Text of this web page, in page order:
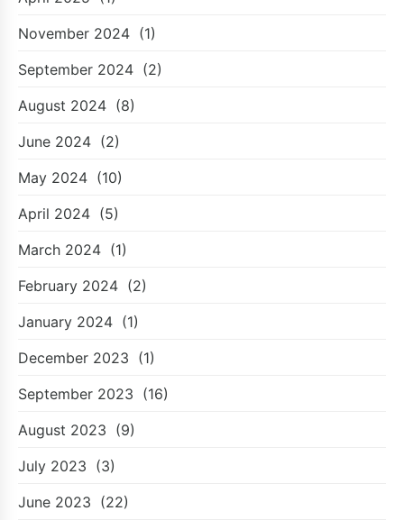
November 2024 (1)
September 2024 (2)
August 2024 (8)
June 2024 (2)
May 2024 (10)
April 2024 (5)
March 2024 (1)
February 2024 (2)
January 2024 (1)
December 2023 (1)
September 2023 (16)
August 2023 (9)
July 2023 (3)
June 2023 (22)